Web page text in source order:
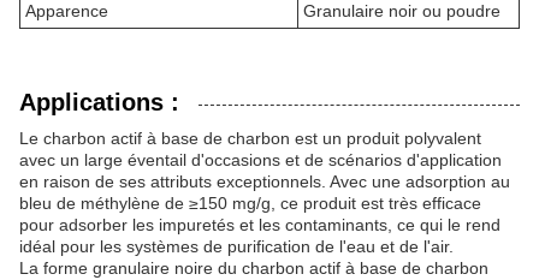
Apparence
Granulaire noir ou poudre
Applications :
Le charbon actif à base de charbon est un produit polyvalent
avec un large éventail d'occasions et de scénarios d'application
en raison de ses attributs exceptionnels. Avec une adsorption au
bleu de méthylène de ≥150 mg/g, ce produit est très efficace
pour adsorber les impuretés et les contaminants, ce qui le rend
idéal pour les systèmes de purification de l'eau et de l'air.
La forme granulaire noire du charbon actif à base de charbon